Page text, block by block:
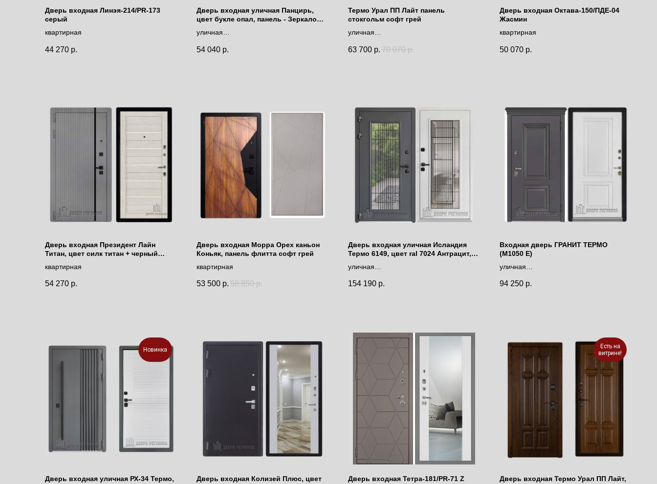
Дверь входная Линэя-214/PR-173
серый
квартирная
44 270 р.
Дверь входная уличная Панцирь,
цвет букле опал, панель - Зеркало
уличная
54 040 р.
Термо Урал ПП Лайт панель
стокгольм софт грей
уличная
63 700 р. 70 070 р.
Дверь входная Октава-150/ПДЕ-04
Жасмин
квартирная
50 070 р.
Дверь входная Президент Лайн
Титан, цвет силк титан + черный
бьянка soft
квартирная
54 270 р.
Дверь входная Морра Орех каньон
Коньяк, панель флитта софт грей
квартирная
53 500 р. 58 850 р.
Дверь входная уличная Исландия
Термо 6149, цвет ral 7024 Антрацит,
Белый
уличная
154 190 р.
Входная дверь ГРАНИТ ТЕРМО
(М1050 E)
уличная
94 250 р.
Новинка
Дверь входная уличная РХ-34 Термо,
Дверь входная Колизей Плюс, цвет
Дверь входная Тетра-181/PR-71 Z
Есть на
витрине!
Дверь входная Термо Урал ПП Лайт,